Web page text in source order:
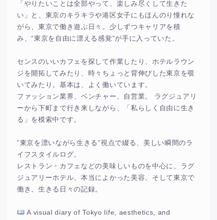
「やりたいことは全部やって、楽しみ尽くして生きた
い」と、東京のキラキラや港区女子にもほんのり憧れな
がら、東京で働き遊ぶ日々。少しずつキャリアを積
み、“東京を自由に漂える感覚”が手に入っていた。
センスのいいカフェを探して作業したり、ホテルラウン
ジを開拓してみたり、時々ちょっと背伸びした東京を覗
いてみたり。基本は、よく働いています。
ファッション業界、ベンチャー、自営業。 ラグジュアリ
ーから下町まで行き来しながら、「私らしく自由に生き
る」を模索中です。
“東京を漂いながら生きる”視点で綴る、美しい瞬間のラ
イフスタイルログ。
レストラン・カフェなどの美味しいものを中心に、ラグ
ジュアリーホテル、本当によかった美容、そして東京で
働き、生きる日々の記録。
A visual diary of Tokyo life, aesthetics, and